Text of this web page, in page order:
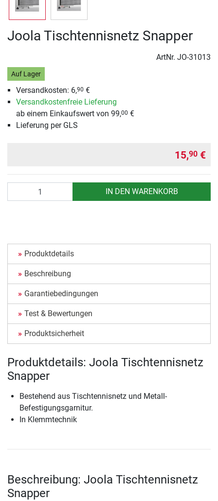
Joola Tischtennisnetz Snapper
ArtNr. JO-31013
Auf Lager
Versandkosten: 6,90 €
Versandkostenfreie Lieferung
ab einem Einkaufswert von 99,00 €
Lieferung per GLS
15,90 €
IN DEN WARENKORB
Produktdetails
Beschreibung
Garantiebedingungen
Test & Bewertungen
Produktsicherheit
Produktdetails: Joola Tischtennisnetz
Snapper
Bestehend aus Tischtennisnetz und Metall-
Befestigungsgarnitur.
In Klemmtechnik
Beschreibung: Joola Tischtennisnetz
Snapper